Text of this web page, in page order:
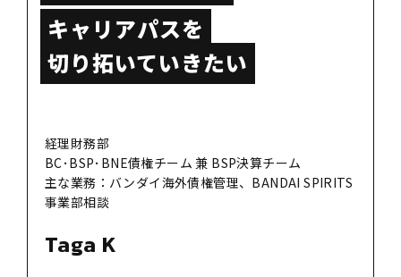
キャリアパスを
切り拓いていきたい
経理財務部
BC･BSP･BNE債権チーム 兼 BSP決算チーム
主な業務：バンダイ海外債権管理、BANDAI SPIRITS
事業部相談
Taga K